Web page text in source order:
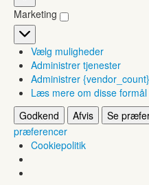
Marketing
Marketing
Vælg muligheder
Administrer tjenester
Administrer
Læs mere om disse formål
Godkend
Afvis Se
præferencer
Cookiepolitik